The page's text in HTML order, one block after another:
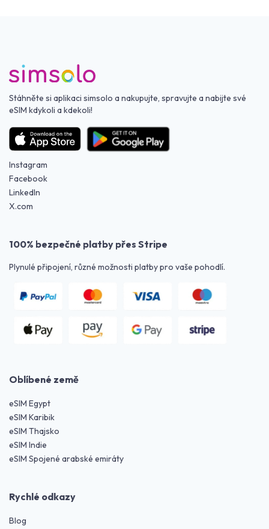
Stáhněte si aplikaci simsolo a nakupujte, spravujte a nabijte své
eSIM kdykoli a kdekoli!
Instagram
Facebook
LinkedIn
X.com
100% bezpečné platby přes Stripe
Plynulé připojení, různé možnosti platby pro vaše pohodlí.
Oblíbené země
eSIM Egypt
eSIM Karibik
eSIM Thajsko
eSIM Indie
eSIM Spojené arabské emiráty
Rychlé odkazy
Blog